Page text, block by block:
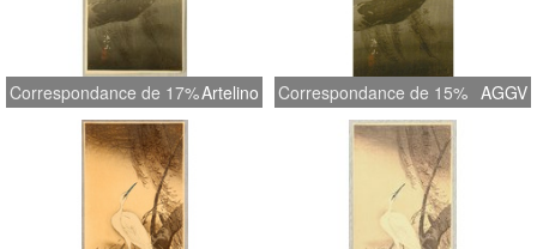
Correspondance de 17%Artelino Correspondance de 15% AGGV